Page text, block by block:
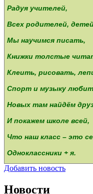
Радуя учителей,
Всех родителей,
Мы научимся писать,
Книжки толстые
Клеить, рисовать,
Спорт и музыку
Новых там найдём
И покажем школе всей,
Что наш класс – это
Одноклассники + я.
Добавить новость
Новости